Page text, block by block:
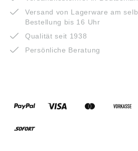
Versand von Lagerware am
Bestellung bis 16 Uhr
Qualität seit 1938
Persönliche Beratung